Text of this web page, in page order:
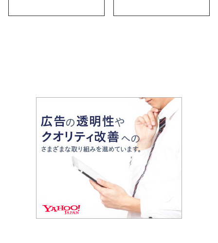
お土産・ばらまき用ま